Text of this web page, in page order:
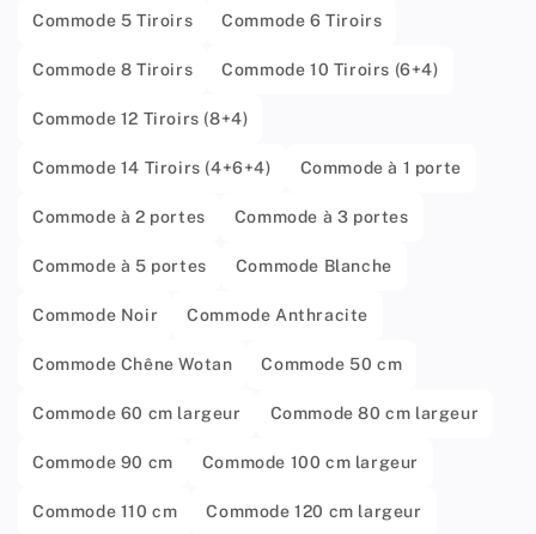
Commode 5 Tiroirs Commode 6 Tiroirs
Commode 8 Tiroirs Commode 10 Tiroirs (6+4)
Commode 12 Tiroirs (8+4)
Commode 14 Tiroirs (4+6+4) Commode à 1 porte
Commode à 2 portes Commode à 3 portes
Commode à 5 portes Commode Blanche
Commode Noir Commode Anthracite
Commode Chêne Wotan Commode 50 cm
Commode 60 cm largeur Commode 80 cm largeur
Commode 90 cm Commode 100 cm largeur
Commode 110 cm Commode 120 cm largeur